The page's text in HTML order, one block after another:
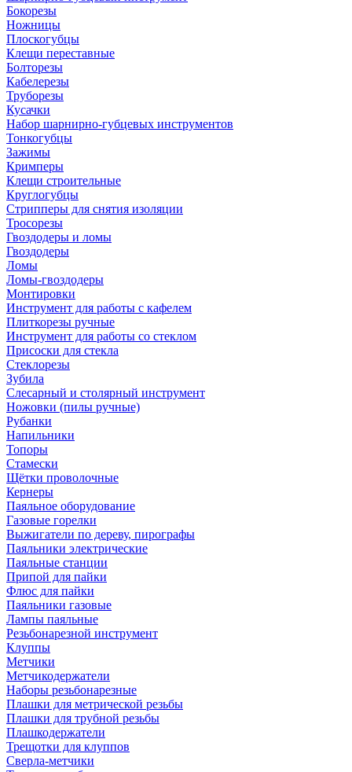
Бокорезы
Ножницы
Плоскогубцы
Клещи переставные
Болторезы
Кабелерезы
Труборезы
Кусачки
Набор шарнирно-губцевых инструментов
Тонкогубцы
Зажимы
Кримперы
Клещи строительные
Круглогубцы
Стрипперы для снятия изоляции
Тросорезы
Гвоздодеры и ломы
Гвоздодеры
Ломы
Ломы-гвоздодеры
Монтировки
Инструмент для работы с кафелем
Плиткорезы ручные
Инструмент для работы со стеклом
Присоски для стекла
Стеклорезы
Зубила
Слесарный и столярный инструмент
Ножовки (пилы ручные)
Рубанки
Напильники
Топоры
Стамески
Щётки проволочные
Кернеры
Паяльное оборудование
Газовые горелки
Выжигатели по дереву, пирографы
Паяльники электрические
Паяльные станции
Припой для пайки
Флюс для пайки
Паяльники газовые
Лампы паяльные
Резьбонарезной инструмент
Клуппы
Метчики
Метчикодержатели
Наборы резьбонарезные
Плашки для метрической резьбы
Плашки для трубной резьбы
Плашкодержатели
Трещотки для клуппов
Сверла-метчики